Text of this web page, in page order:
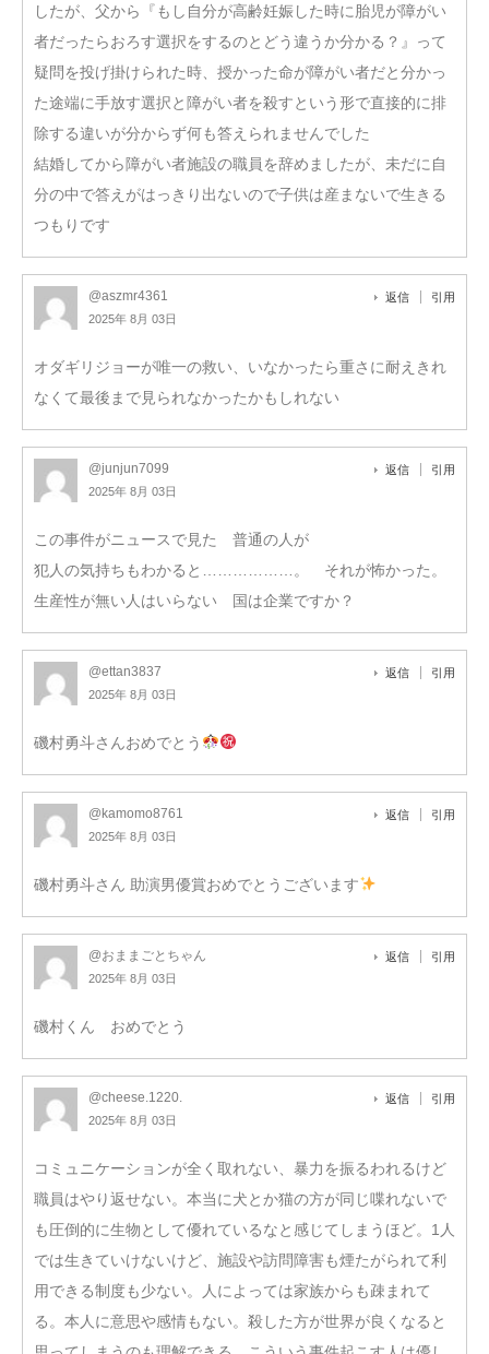
したが、父から『もし自分が高齢妊娠した時に胎児が障がい
者だったらおろす選択をするのとどう違うか分かる？』って
疑問を投げ掛けられた時、授かった命が障がい者だと分かっ
た途端に手放す選択と障がい者を殺すという形で直接的に排
除する違いが分からず何も答えられませんでした
結婚してから障がい者施設の職員を辞めましたが、未だに自
分の中で答えがはっきり出ないので子供は産まないで生きる
つもりです
@aszmr4361
2025年 8月 03日
返信 引用
オダギリジョーが唯一の救い、いなかったら重さに耐えきれ
なくて最後まで見られなかったかもしれない
@junjun7099
2025年 8月 03日
返信 引用
この事件がニュースで見た 普通の人が
犯人の気持ちもわかると………………。 それが怖かった。
生産性が無い人はいらない 国は企業ですか？
@ettan3837
2025年 8月 03日
返信 引用
磯村勇斗さんおめでとう
@kamomo8761
2025年 8月 03日
返信 引用
磯村勇斗さん 助演男優賞おめでとうございます
@おままごとちゃん
2025年 8月 03日
返信 引用
磯村くん おめでとう
@cheese.1220.
2025年 8月 03日
返信 引用
コミュニケーションが全く取れない、暴力を振るわれるけど
職員はやり返せない。本当に犬とか猫の方が同じ喋れないで
も圧倒的に生物として優れているなと感じてしまうほど。1人
では生きていけないけど、施設や訪問障害も煙たがられて利
用できる制度も少ない。人によっては家族からも疎まれて
る。本人に意思や感情もない。殺した方が世界が良くなると